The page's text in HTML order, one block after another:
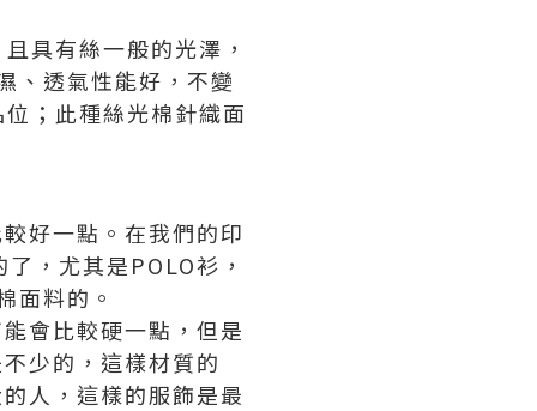
具有絲一般的光澤，
、透氣性能好，不變
；此種絲光棉針織面
好一點。在我們的印
，尤其是POLO衫，
面料的。
會比較硬一點，但是
少的，這樣材質的
人，這樣的服飾是最